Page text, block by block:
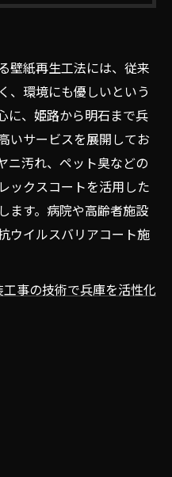
壁紙再生工法には、従来
、環境にも優しいという
に、姫路から明石まで兵
いサービスを展開してお
ニ汚れ、ペット臭などの
ックスコートを活用した
ます。病院や高齢者施設
ウイルスバリアコート施
工事の技術で兵庫を活性化